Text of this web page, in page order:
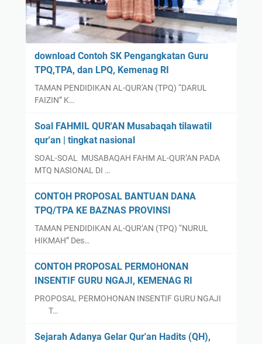
download Contoh SK Pengangkatan Guru
TPQ,TPA, dan LPQ, Kemenag RI
TAMAN PENDIDIKAN AL-QUR'AN (TPQ) “DARUL
FAIZIN” K…
Soal FAHMIL QUR'AN Musabaqah tilawatil
qur'an | tingkat nasional
SOAL-SOAL MUSABAQAH FAHM AL-QUR’AN PADA
MTQ NASIONAL DI …
CONTOH PROPOSAL BANTUAN DANA
TPQ/TPA KE BAZNAS PROVINSI
TAMAN PENDIDIKAN AL-QUR’AN (TPQ) “NURUL
HIKMAH” Des…
CONTOH PROPOSAL PERMOHONAN
INSENTIF GURU NGAJI, KEMENAG RI
PROPOSAL PERMOHONAN INSENTIF GURU NGAJI
T…
Sejarah Adanya Gelar Qur'an Hadits (QH),